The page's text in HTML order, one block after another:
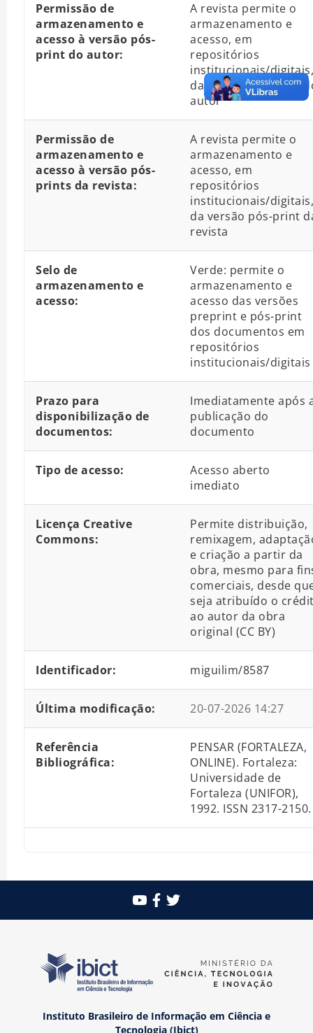
Permissão de
armazenamento e
acesso à versão pós-
print do autor:
A revista permite o
armazenamento e
acesso, em
repositórios
institucionais/digitais,
da versão pós-print
autor
Permissão de
armazenamento e
acesso à versão pós-
prints da revista:
A revista permite o
armazenamento e
acesso, em
repositórios
institucionais/digitais,
da versão pós-print
revista
Selo de
armazenamento e
acesso:
Verde: permite o
armazenamento e
acesso das versões
preprint e pós-print
dos documentos em
repositórios
institucionais/digitais
Prazo para
disponibilização de
documentos:
Imediatamente após
publicação do
documento
Tipo de acesso:
Acesso aberto
imediato
Licença Creative
Commons:
Permite distribuição,
remixagem,
e criação a partir da
obra, mesmo para
comerciais, desde
seja atribuído o
ao autor da obra
original (CC BY)
Identificador: miguilim/8587
Última modificação: 20-07-2026 14:27
Referência
Bibliográfica:
PENSAR (FORTALEZA,
ONLINE). Fortaleza:
Universidade de
Fortaleza (UNIFOR),
1992. ISSN 2317-2150.
Instituto Brasileiro de Informação em Ciência e
Tecnologia (Ibict)